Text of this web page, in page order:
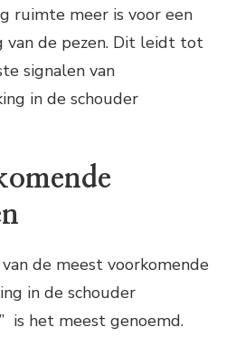
ruimte meer is voor een
van de pezen. Dit leidt tot
signalen van
in de schouder
de meest voorkomende
in de schouder
is het meest genoemd.